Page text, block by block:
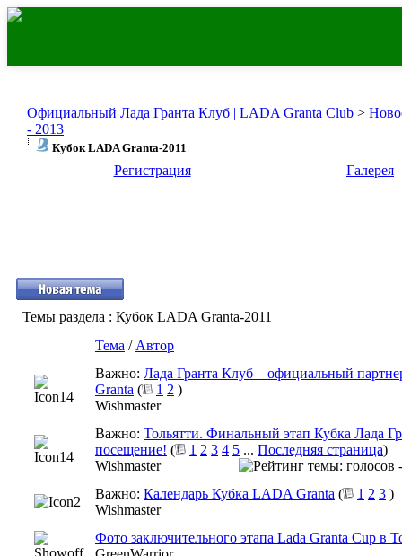
Официальный Лада Гранта Клуб | LADA Granta Club >
- 2013
Кубок LADA Granta-2011
Регистрация Галерея
Темы раздела : Кубок LADA Granta-2011
Тема / Автор
Важно: Лада Гранта Клуб – официальный
Granta ( 1 2 )
Wishmaster
Важно: Тольятти. Финальный этап Кубка Лада
посещение! ( 1 2 3 4 5 ... Последняя страница)
Wishmaster
Важно: Календарь Кубка LADA Granta ( 1 2 3 )
Wishmaster
Фото заключительного этапа Lada Granta Cup в